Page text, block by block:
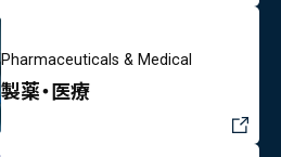
Pharmaceuticals & Medical
製薬・医療